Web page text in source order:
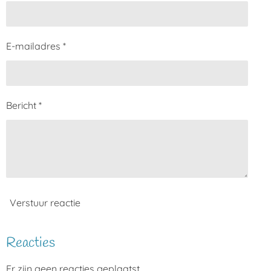
E-mailadres *
Bericht *
Verstuur reactie
Reacties